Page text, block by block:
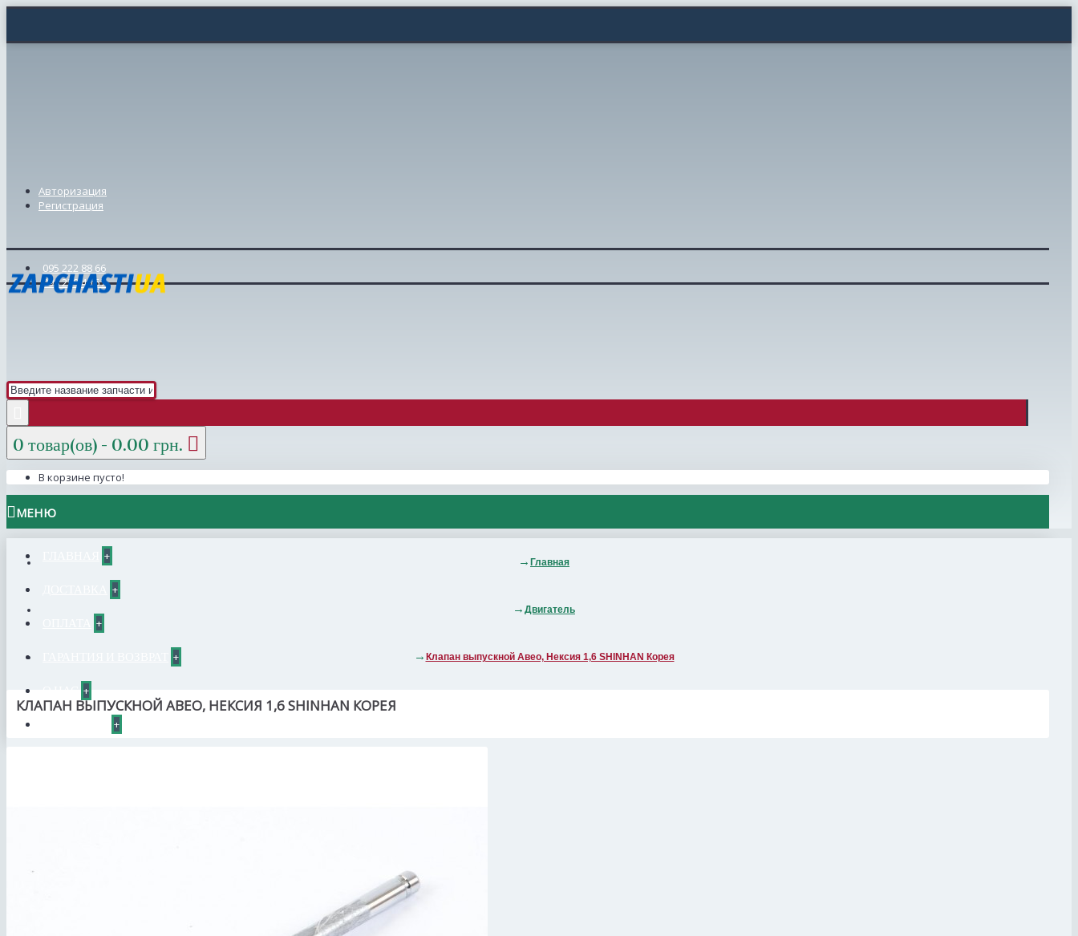
Авторизация
Регистрация
095 222 88 66
098 239 46 57
0 товар(ов) - 0.00 грн.
В корзине пусто!
МЕНЮ
+
+
+
+
+
+
Главная
Двигатель
Клапан выпускной Авео, Нексия 1,6 SHINHAN Корея
КЛАПАН ВЫПУСКНОЙ АВЕО, НЕКСИЯ 1,6 SHINHAN КОРЕЯ